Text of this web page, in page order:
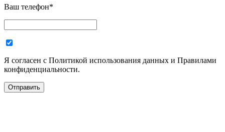
Ваш телефон*
Я согласен с Политикой использования данных и Правилами
конфиденциальности.